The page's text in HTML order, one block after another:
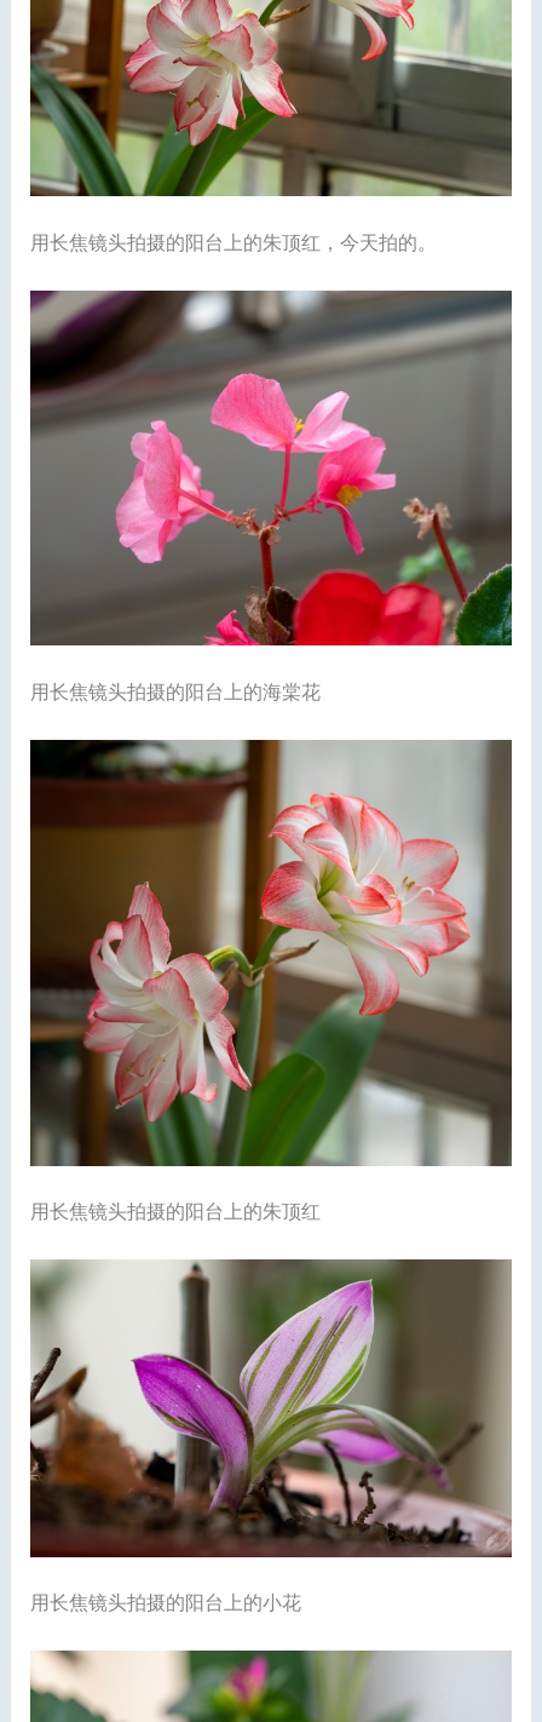
用长焦镜头拍摄的阳台上的朱顶红，今天拍的。
用长焦镜头拍摄的阳台上的海棠花
用长焦镜头拍摄的阳台上的朱顶红
用长焦镜头拍摄的阳台上的小花